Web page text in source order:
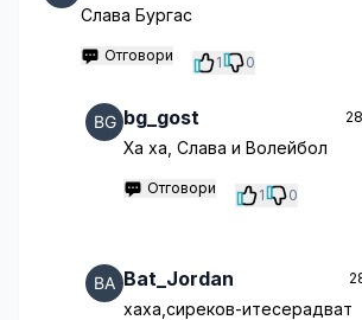
Слава Бургас
Отговори 1 0
bg_gost
Ха ха, Слава и Волейбол
Отговори 1 0
Bat_Jordan
хаха,сиреков-итесерадват